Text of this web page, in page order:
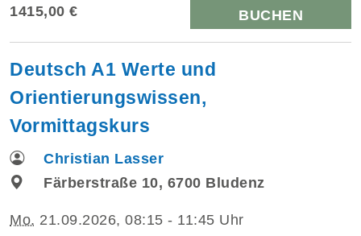
1415,00 € BUCHEN
Deutsch A1 Werte und
Orientierungswissen,
Vormittagskurs
Christian Lasser
Färberstraße 10, 6700 Bludenz
Mo. 21.09.2026, 08:15 - 11:45 Uhr